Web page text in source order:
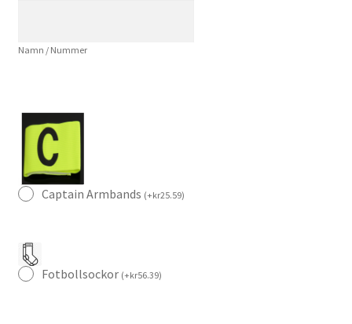
Namn / Nummer
Captain Armbands (+kr25.59)
Fotbollsockor (+kr56.39)